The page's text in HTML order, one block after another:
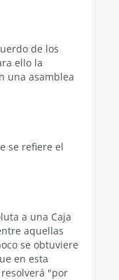
de los
ello la
una asamblea
se refiere el
a una Caja
aquellas
se obtuviere
en esta
"por